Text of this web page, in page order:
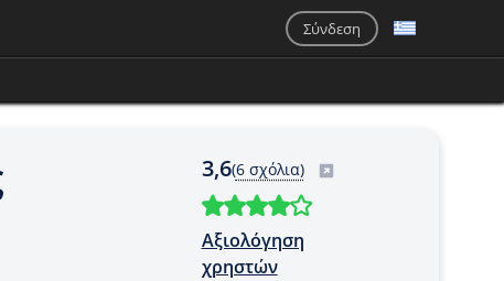
Σύνδεση
3,6(6 σχόλια)
Αξιολόγηση
χρηστών